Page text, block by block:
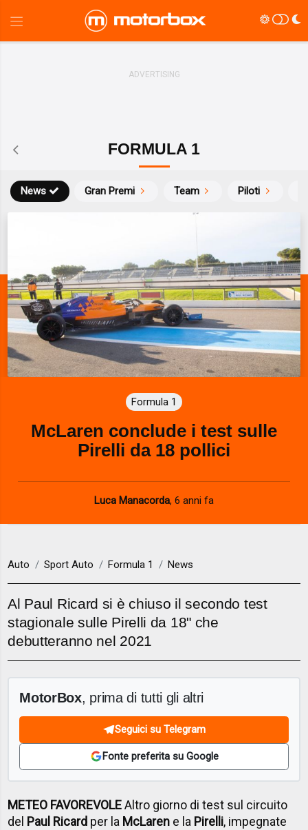
FORMULA 1
News Gran Premi Team Piloti
Formula 1
McLaren conclude i test sulle
Pirelli da 18 pollici
Luca Manacorda, 6 anni fa
Auto Sport Auto Formula 1 News
Al Paul Ricard si è chiuso il secondo test
stagionale sulle Pirelli da 18" che
debutteranno nel 2021
MotorBox, prima di tutti gli altri
Seguici su Telegram
Fonte preferita su Google
METEO FAVOREVOLEAltro giorno di test sul circuito
del Paul Ricard per la McLaren e la Pirelli, impegnate